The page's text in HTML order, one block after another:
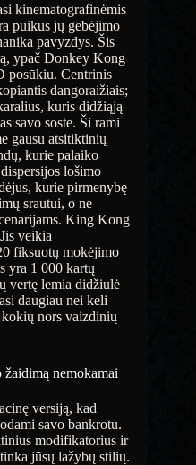
kinematografinėmis
puikus jų gebėjimo
pavyzdys. Šis
ypač Donkey Kong
posūkiu. Centrinis
dangoraižiais;
kuris didžiąją
savo soste. Ši rami
gausu atsitiktinių
kurie palaiko
lošimo
kurie pirmenybę
srautui, o ne
King Kong
veikia
fiksuotų mokėjimo
yra 1 000 kartų
vertę lemia didžiulė
daugiau nei keli
kokių nors vaizdinių
nemokamai
versiją, kad
savo bankrotu.
modifikatorius ir
jūsų lažybų stilių.